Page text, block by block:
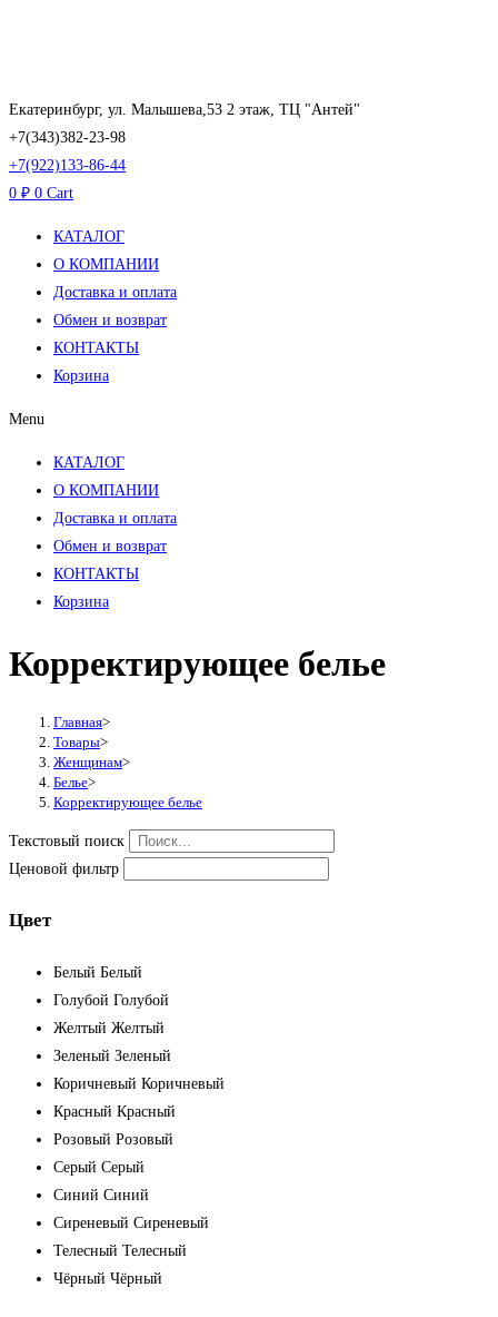
Екатеринбург, ул. Малышева,53 2 этаж, ТЦ "Антей"
+7(343)382-23-98
+7(922)133-86-44
0 ₽ 0 Cart
КАТАЛОГ
О КОМПАНИИ
Доставка и оплата
Обмен и возврат
КОНТАКТЫ
Корзина
Menu
КАТАЛОГ
О КОМПАНИИ
Доставка и оплата
Обмен и возврат
КОНТАКТЫ
Корзина
Корректирующее белье
Главная>
Товары>
Женщинам>
Белье>
Корректирующее белье
Текстовый поиск
Ценовой фильтр
Цвет
Белый Белый
Голубой Голубой
Желтый Желтый
Зеленый Зеленый
Коричневый Коричневый
Красный Красный
Розовый Розовый
Серый Серый
Синий Синий
Сиреневый Сиреневый
Телесный Телесный
Чёрный Чёрный